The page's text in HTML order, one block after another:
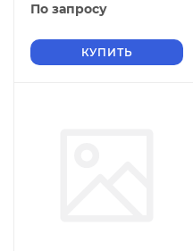
По запросу
КУПИТЬ